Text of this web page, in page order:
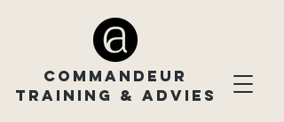
COMMANDEUR
TRAINING & ADVIES